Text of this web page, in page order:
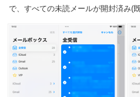
で、すべての未読メールが開封済み(